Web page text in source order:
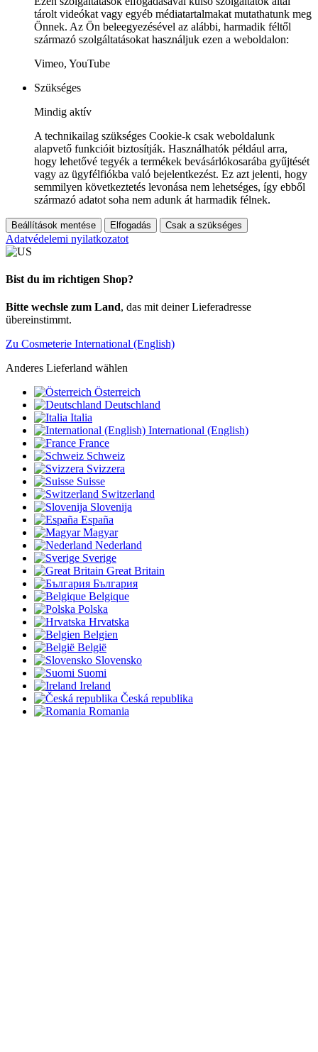
tárolt videókat vagy egyéb médiatartalmakat mutathatunk meg
Önnek. Az Ön beleegyezésével az alábbi, harmadik féltől
származó szolgáltatásokat használjuk ezen a weboldalon:
Vimeo, YouTube
Szükséges
Mindig aktív
A technikailag szükséges Cookie-k csak weboldalunk
alapvető funkcióit biztosítják. Használhatók például arra,
hogy lehetővé tegyék a termékek bevásárlókosarába gyűjtését
vagy az ügyfélfiókba való bejelentkezést. Ez azt jelenti, hogy
semmilyen következtetés levonása nem lehetséges, így ebből
származó adatot soha nem adunk át harmadik félnek.
Beállítások mentése Elfogadás Csak a szükséges
Adatvédelemi nyilatkozatot
Bist du im richtigen Shop?
Bitte wechsle zum Land, das mit deiner Lieferadresse
übereinstimmt.
Zu Cosmeterie International (English)
Anderes Lieferland wählen
Österreich
Deutschland
Italia
International (English)
France
Schweiz
Svizzera
Suisse
Switzerland
Slovenija
España
Magyar
Nederland
Sverige
Great Britain
България
Belgique
Polska
Hrvatska
Belgien
België
Slovensko
Suomi
Ireland
Česká republika
Romania